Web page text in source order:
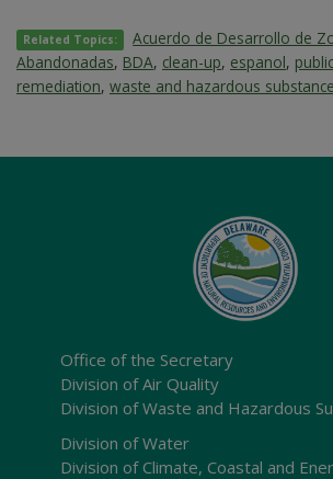
Related Topics:
Acuerdo de Desarrollo de
Abandonadas, BDA, clean-up, espanol,
remediation, waste and hazardous
Office of the Secretary
Division of Air Quality
Division of Waste and Hazardous
Division of Water
Division of Climate, Coastal and